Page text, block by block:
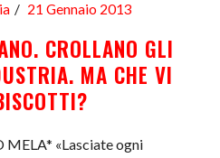
21 Gennaio 2013
CROLLANO GLI
MA CHE VI
MELA* «Lasciate ogni